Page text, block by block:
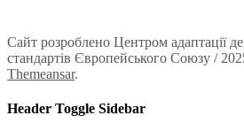
Сайт розроблено Центром адаптації
стандартів Європейського Союзу /
Themeansar.
Header Toggle Sidebar